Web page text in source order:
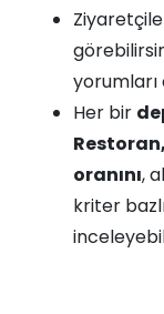
yorumları
Her bir
oranını,
kriter